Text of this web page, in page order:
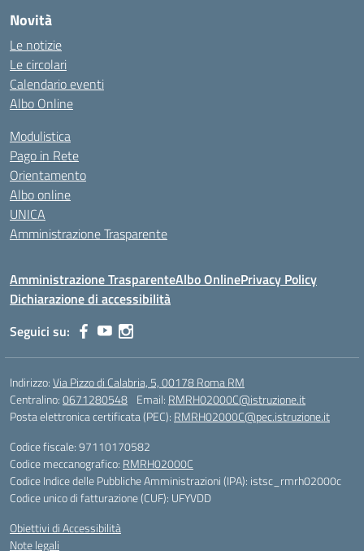
Novità
Le notizie
Le circolari
Calendario eventi
Albo Online
Modulistica
Pago in Rete
Orientamento
Albo online
UNICA
Amministrazione Trasparente
Amministrazione TrasparenteAlbo OnlinePrivacy Policy
Dichiarazione di accessibilità
Seguici su:
Indirizzo:Via Pizzo di Calabria, 5, 00178 Roma RM
Centralino:0671280548 Email: RMRH02000C@istruzione.it
Posta elettronica certificata (PEC): RMRH02000C@pec.istruzione.it
Codice fiscale: 97110170582
Codice meccanografico: RMRH02000C
Codice Indice delle Pubbliche Amministrazioni (IPA): istsc_rmrh02000c
Codice unico di fatturazione (CUF): UFYVDD
Obiettivi di Accessibilità
Note legali